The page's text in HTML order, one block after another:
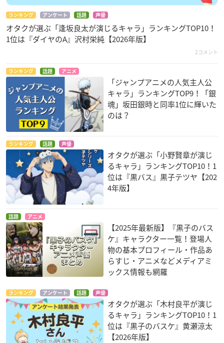
ランキング アンケート 話題 声優
オタクが選ぶ「逢坂良太が演じるキャラ」ランキングTOP10！
1位は『ダイヤのA』沢村栄純【2026年版】
2コメント
ランキング 話題 アニメ
「ジャンプアニメの人気主人公
キャラ」ランキングTOP9！「銀
魂」坂田銀時と同率1位に輝いた
のは？
ランキング 話題 声優
オタクが選ぶ「小野賢章が演じ
るキャラ」ランキングTOP10！1
位は『黒バス』黒子テツヤ【202
4年版】
話題 アニメ
【2025年最新版】『黒子のバス
ケ』キャラクター一覧！登場人
物の基本プロフィール・作品あ
らすじ・アニメなどメディアミ
ックス情報も網羅
ランキング アンケート 話題 声優
オタクが選ぶ「木村良平が演じ
るキャラ」ランキングTOP10！1
位は『黒子のバスケ』黄瀬涼太
【2026年版】